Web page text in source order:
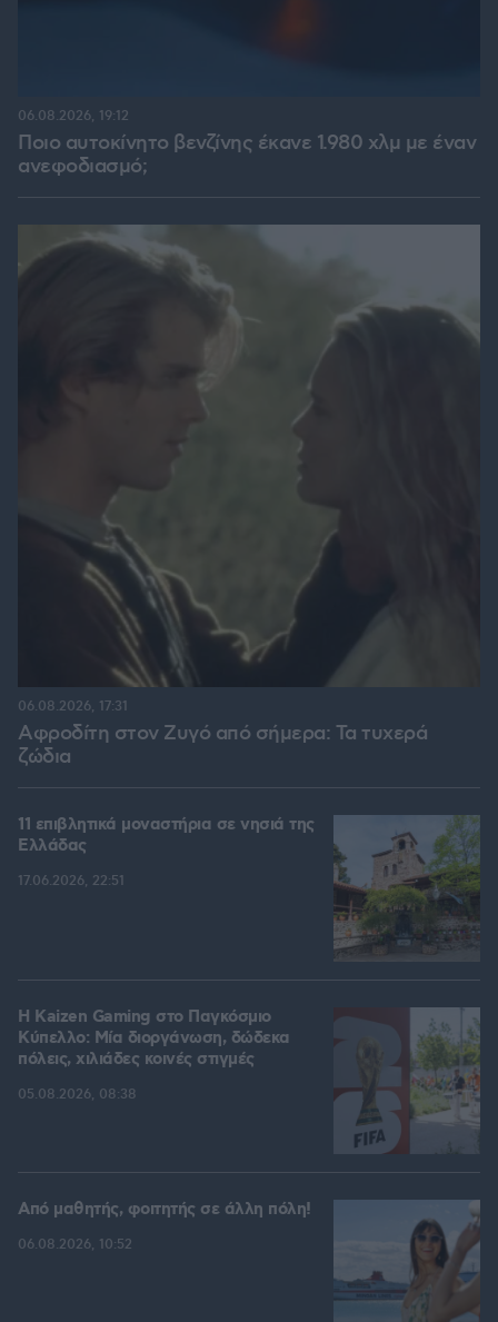
Ποιο αυτοκίνητο βενζίνης έκανε 1.980 χλμ με έναν
ανεφοδιασμό;
06.08.2026, 19:12
Αφροδίτη στον Ζυγό από σήμερα: Τα τυχερά
ζώδια
06.08.2026, 17:31
11 επιβλητικά μοναστήρια σε νησιά της
Ελλάδας
17.06.2026, 22:51
H Kaizen Gaming στο Παγκόσμιο
Kύπελλο: Μία διοργάνωση, δώδεκα
πόλεις, χιλιάδες κοινές στιγμές
05.08.2026, 08:38
Από μαθητής, φοιτητής σε άλλη πόλη!
06.08.2026, 10:52